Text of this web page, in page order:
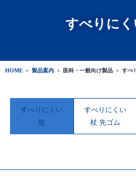
すべりに
HOME > 製品案内 > 医科・一般向け製品 > すべ
すべりにくい
杖
すべりにくい
杖 先ゴム